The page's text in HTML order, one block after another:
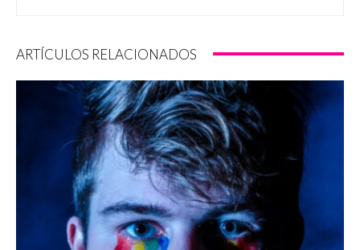
ARTÍCULOS RELACIONADOS